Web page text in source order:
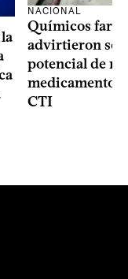
NACIONAL
Químicos
advirtieron
potencial de
medicamentos
CTI